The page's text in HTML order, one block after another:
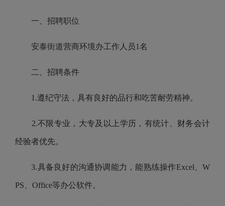
一、招聘职位
安泰街道营商环境办工作人员1名
二、招聘条件
1.遵纪守法，具有良好的品行和吃苦耐劳精神。
2.不限专业，大专及以上学历，有统计、财务会计
经验者优先。
3.具备良好的沟通协调能力，能熟练操作Excel、W
PS、Office等办公软件。